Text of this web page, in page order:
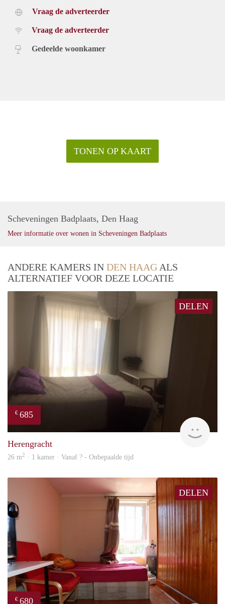
Vraag de adverteerder
Vraag de adverteerder
Gedeelde woonkamer
TONEN OP KAART
Scheveningen Badplaats, Den Haag
Meer informatie over wonen in Scheveningen Badplaats
ANDERE KAMERS IN DEN HAAG ALS
ALTERNATIEF VOOR DEZE LOCATIE
DELEN
€ 685
Herengracht
26 m2 · 1 kamer · Vanaf ? - Onbepaalde tijd
DELEN
€ 680